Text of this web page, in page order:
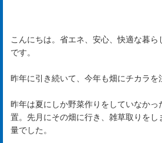
こんにちは。省エネ、安心、快適な暮ら
です。
昨年に引き続いて、今年も畑にチカラを
昨年は夏にしか野菜作りをしていなかっ
置。先月にその畑に行き、雑草取りをし
量でした。